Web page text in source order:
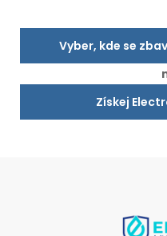
Vyber, kde se
Získej